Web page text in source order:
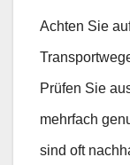
Achten Sie
Prüfen Sie
mehrfach
sind oft